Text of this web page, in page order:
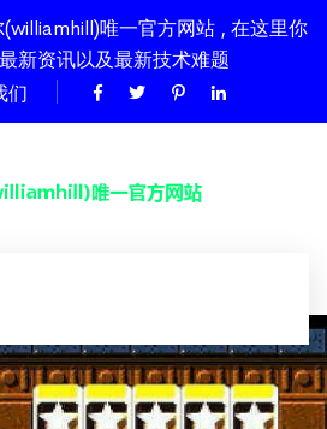
唯一官方网站 , 在这里你
新资讯以及最新技术难题
们